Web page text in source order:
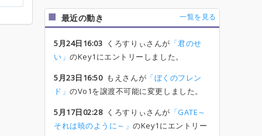
最近の動き 一覧を見る
5月24日16:03 くろすりぃさんが 「君のせ
い」のKey1にエントリーしました。
5月23日16:50もえさんが 「ぼくのフレン
ド」のVo1を譲渡不可能に変更しました。
5月17日02:28くろすりぃさんが 「GATE～
それは暁のように～」のKey1にエントリー